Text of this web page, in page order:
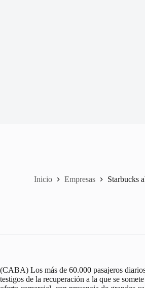
Inicio Empresas Starbucks
(CABA) Los más de 60.000 pasajeros
testigos de la recuperación a la que se